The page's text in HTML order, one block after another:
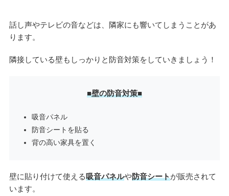
話し声やテレビの音などは、隣家にも響いてしまうことがあ
ります。
隣接している壁もしっかりと防音対策をしていきましょう！
■壁の防音対策■
吸音パネル
防音シートを貼る
背の高い家具を置く
壁に貼り付けて使える吸音パネルや防音シートが販売されて
います。